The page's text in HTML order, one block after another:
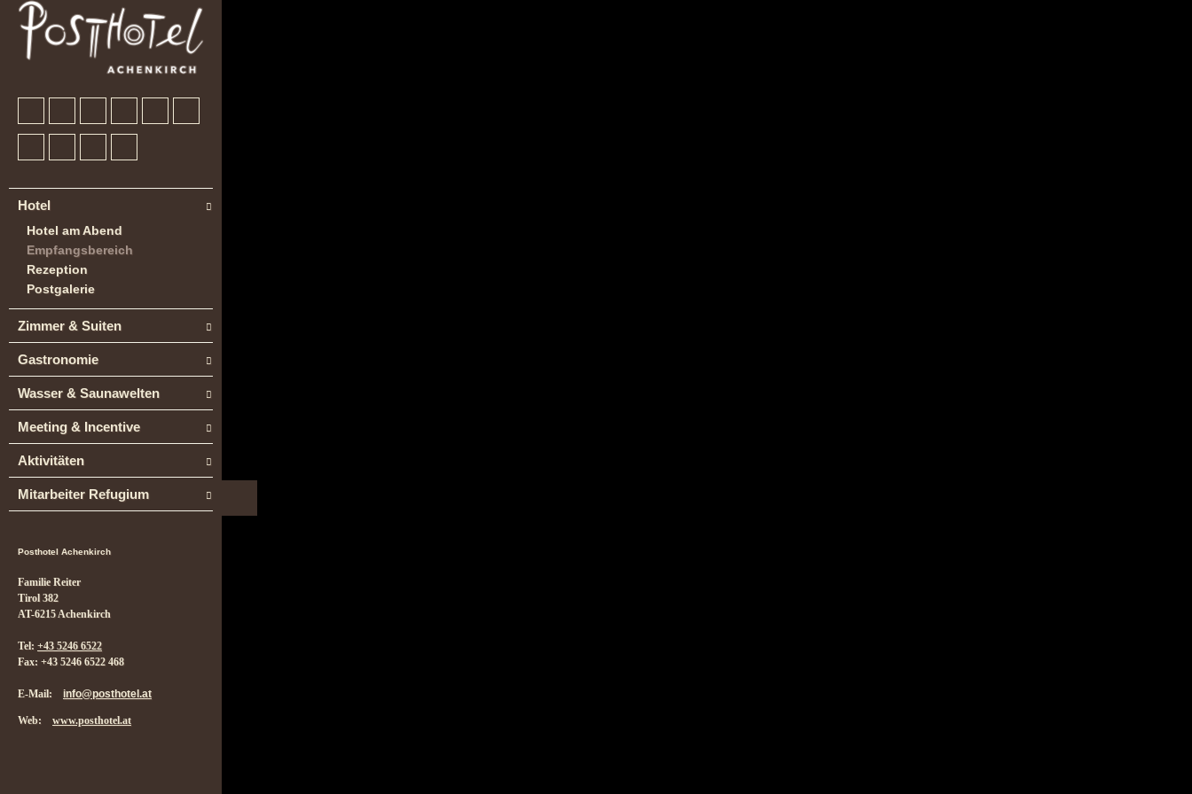
Hotel
Hotel am Abend
Empfangsbereich
Rezeption
Postgalerie
Zimmer & Suiten
Gastronomie
Wasser & Saunawelten
Meeting & Incentive
Aktivitäten
Mitarbeiter Refugium
Posthotel Achenkirch
Familie Reiter
Tirol 382
AT-6215 Achenkirch
Tel: +43 5246 6522
Fax: +43 5246 6522 468
E-Mail: info@posthotel.at
Web: www.posthotel.at